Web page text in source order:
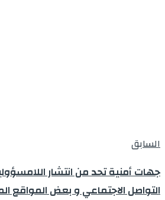
السابق
جهات أمنية تحد من انتشار
التواصل الاجتماعي و بعض المواقع